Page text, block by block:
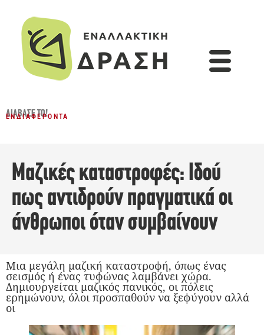
ΔΙΆΒΑΣΈ ΤΟ!
ΕΝΔΙΑΦΈΡΟΝΤΑ
Μαζικές καταστροφές: Ιδού
πως αντιδρούν πραγματικά οι
άνθρωποι όταν συμβαίνουν
Μια μεγάλη μαζική καταστροφή, όπως ένας
σεισμός ή ένας τυφώνας λαμβάνει χώρα.
Δημιουργείται μαζικός πανικός, οι πόλεις
ερημώνουν, όλοι προσπαθούν να ξεφύγουν αλλά
οι